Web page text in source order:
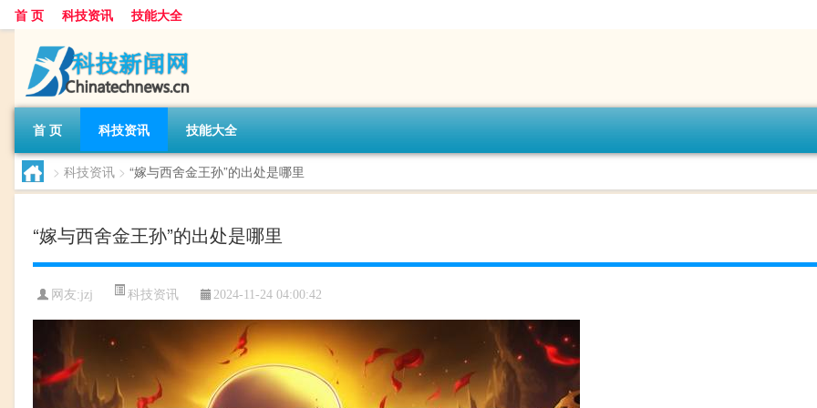
首 页 科技资讯 技能大全
首 页 科技资讯 技能大全
> 科技资讯 > “嫁与西舍金王孙”的出处是哪里
“嫁与西舍金王孙”的出处是哪里
网友:jzj 科技资讯 2024-11-24 04:00:42